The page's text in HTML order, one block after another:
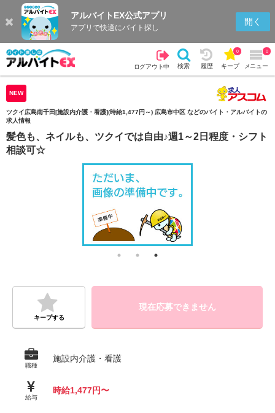
アルバイトEX公式アプリ
アプリで快適にバイト探し
開く
ログアウト中 検索 履歴 キープ
0
メニュー
0
検索 履歴
NEW
ツクイ広島南千田[施設内介護・看護](時給1,477円～) 広島市中区 などのバイト・アルバイトの
求人情報
髪色も、ネイルも、ツクイでは自由♪週1～2日程度・シフト
相談可☆
キープする
現在応募できません
職種
施設内介護・看護
給与
時給1,477円〜